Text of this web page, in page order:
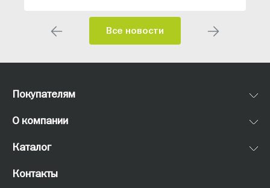
Все новости
Покупателям
О компании
Каталог
Контакты